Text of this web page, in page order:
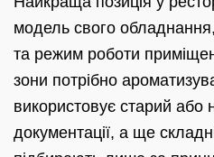
модель свого
та режим роботи
зони потрібно
використовує старий або
документації, а ще